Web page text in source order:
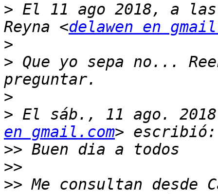
> El 11 ago 2018, a
Reyna <delawen en
>
> Que yo sepa no...
>
> El sáb., 11 ago.
en gmail.com
>>
>>
>> Me consultan